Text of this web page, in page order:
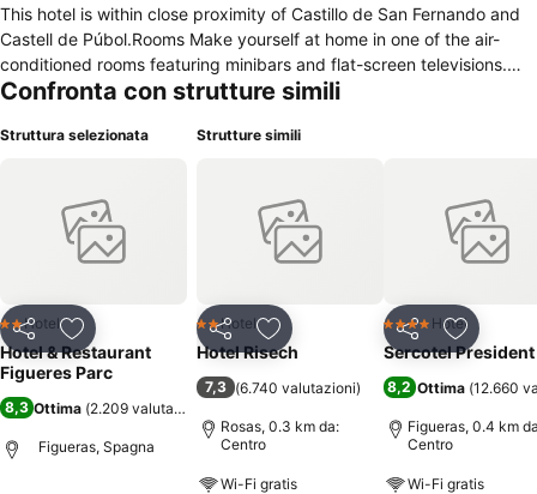
This hotel is within close proximity of Castillo de San Fernando and
Castell de Púbol.Rooms Make yourself at home in one of the air-
conditioned rooms featuring minibars and flat-screen televisions.
Complimentary wireless Internet access keeps you connected, and
bathrooms with bathtubs or showers feature complimentary
recreation opportunities such as an outdoor pool or take in the view
from a terrace and a garden.Dining Enjoy a satisfying meal at a
restaurant serving guests of Hotel Figueres Parc. Quench your thirst
Featured amenities include complimentary newspapers in the lobby,
a 24-hour front desk, and laundry facilities. Free self parking is
available onsite.. (* Sorry, this information is not available in the
selected language and is shown in EN)
Confronta con strutture simili
Struttura selezionata
CondividiAggiungi ai preferiti
2 Stelle
Hotel
Hotel & Restaurant
Figueres Parc
8,3 Ottima (2.209 valutazioni
Figueras, Spagna
Strutture simili
CondividiAggiungi ai preferiti
2 Stelle
Hotel
Hotel Risech
7,3 (6.740 valutazioni)
Rosas, 0.3 km da:
Centro
Wi-Fi gratis
Condividi
4 StelleHotel
Sercotel President
8,2 Ottima (12.660
Figueras, 0.4 km
Centro
Wi-Fi gratis